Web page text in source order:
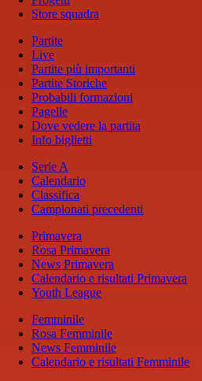
Store squadra
Partite
Live
Partite più importanti
Partite Storiche
Probabili formazioni
Pagelle
Dove vedere la partita
Info biglietti
Serie A
Calendario
Classifica
Campionati precedenti
Primavera
Rosa Primavera
News Primavera
Calendario e risultati Primavera
Youth League
Femminile
Rosa Femminile
News Femminile
Calendario e risultati Femminile